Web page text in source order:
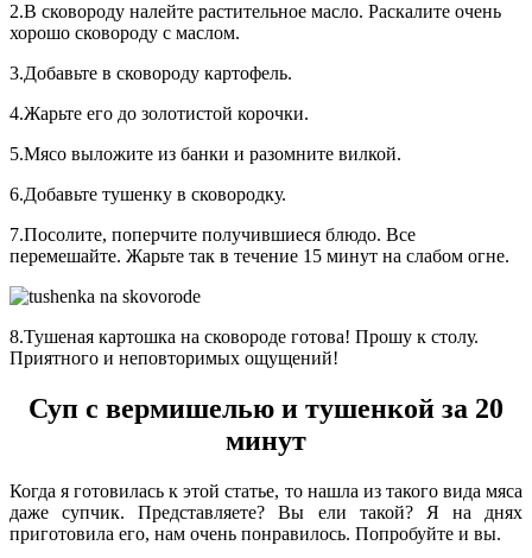
2.В сковороду налейте растительное масло. Раскалите очень
хорошо сковороду с маслом.
3.Добавьте в сковороду картофель.
4.Жарьте его до золотистой корочки.
5.Мясо выложите из банки и разомните вилкой.
6.Добавьте тушенку в сковородку.
7.Посолите, поперчите получившиеся блюдо. Все
перемешайте. Жарьте так в течение 15 минут на слабом огне.
8.Тушеная картошка на сковороде готова! Прошу к столу.
Приятного и неповторимых ощущений!
Суп с вермишелью и тушенкой за 20
минут
Когда я готовилась к этой статье, то нашла из такого вида мяса
даже супчик. Представляете? Вы ели такой? Я на днях
приготовила его, нам очень понравилось. Попробуйте и вы.